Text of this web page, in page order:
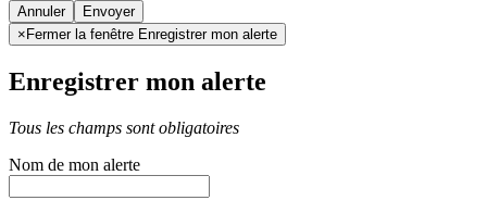
Annuler
× Fermer la fenêtre Enregistrer mon alerte
Enregistrer mon alerte
Tous les champs sont obligatoires
Nom de mon alerte